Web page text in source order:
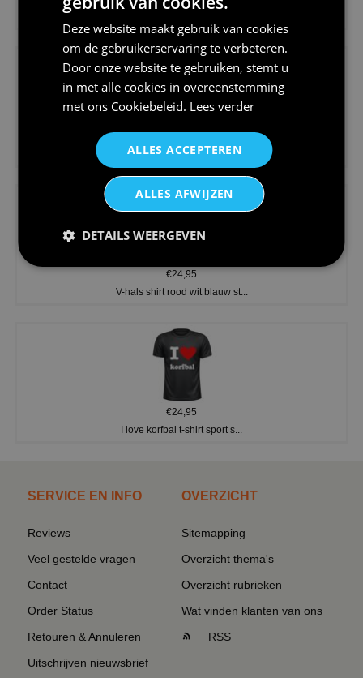
€24,95
Koningsdag shirt heren v-hals ...
€24,95
V-hals shirt rood wit blauw st...
€24,95
I love korfbal t-shirt sport s...
SERVICE EN INFO
Reviews
Veel gestelde vragen
Contact
Order Status
Retouren & Annuleren
Uitschrijven nieuwsbrief
OVERZICHT
Sitemapping
Overzicht thema's
Overzicht rubrieken
Wat vinden klanten van ons
RSS
Deze website maakt gebruik van cookies
om de gebruikerservaring te verbeteren.
Door onze website te gebruiken, stemt u
in met alle cookies in overeenstemming
met ons Cookiebeleid. Lees verder
ALLES ACCEPTEREN
ALLES AFWIJZEN
DETAILS WEERGEVEN